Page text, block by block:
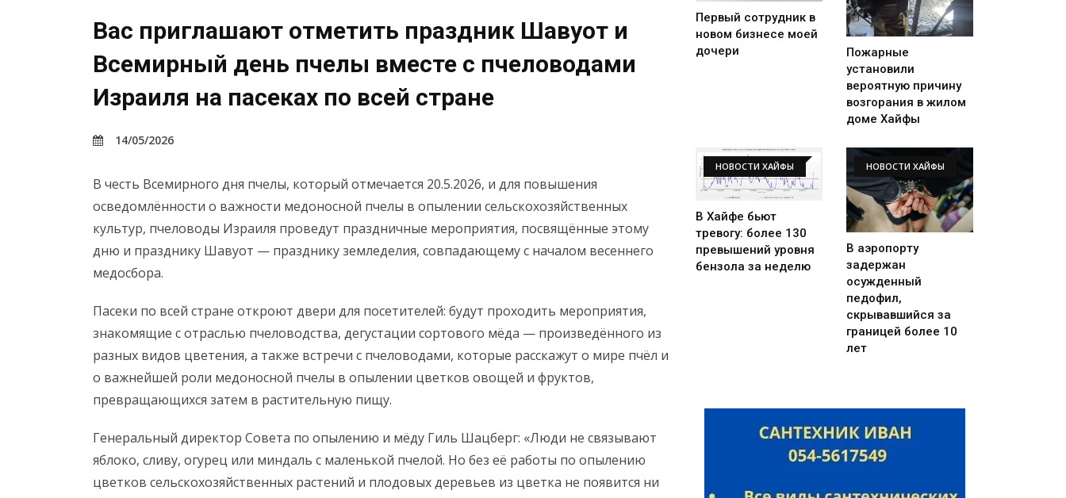
Вас приглашают отметить праздник Шавуот и
Всемирный день пчелы вместе с пчеловодами
Израиля на пасеках по всей стране
14/05/2026
В честь Всемирного дня пчелы, который отмечается 20.5.2026, и для повышения
осведомлённости о важности медоносной пчелы в опылении сельскохозяйственных
культур, пчеловоды Израиля проведут праздничные мероприятия, посвящённые этому
дню и празднику Шавуот — празднику земледелия, совпадающему с началом весеннего
медосбора.
Пасеки по всей стране откроют двери для посетителей: будут проходить мероприятия,
знакомящие с отраслью пчеловодства, дегустации сортового мёда — произведённого из
разных видов цветения, а также встречи с пчеловодами, которые расскажут о мире пчёл и
о важнейшей роли медоносной пчелы в опылении цветков овощей и фруктов,
превращающихся затем в растительную пищу.
Генеральный директор Совета по опылению и мёду Гиль Шацберг: «Люди не связывают
яблоко, сливу, огурец или миндаль с маленькой пчелой. Но без её работы по опылению
цветков сельскохозяйственных растений и плодовых деревьев из цветка не появится ни
Первый сотрудник в
новом бизнесе моей
дочери
Пожарные
установили
вероятную причину
возгорания в жилом
доме Хайфы
НОВОСТИ ХАЙФЫ
В Хайфе бьют
тревогу: более 130
превышений уровня
бензола за неделю
НОВОСТИ ХАЙФЫ
В аэропорту
задержан
осужденный
педофил,
скрывавшийся за
границей более 10
лет